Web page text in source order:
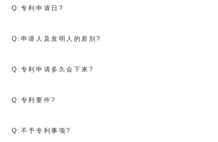
Q: 专利申请日?
Q: 申请人及发明人的差别?
Q: 专利申请多久会下来?
Q: 专利要件?
Q: 不予专利事项?